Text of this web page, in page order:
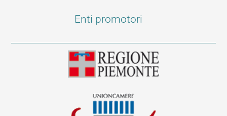
Enti promotori